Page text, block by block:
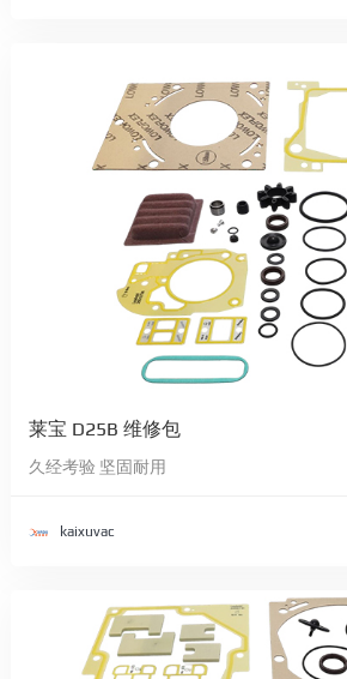
莱宝 D25B 维修包
久经考验 坚固耐用
kaixuvac